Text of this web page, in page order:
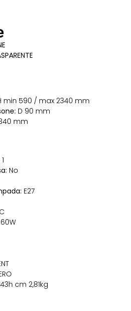
min 590 / max 2340 mm
D 90 mm
mm
1
No
E27
cm 2,81kg